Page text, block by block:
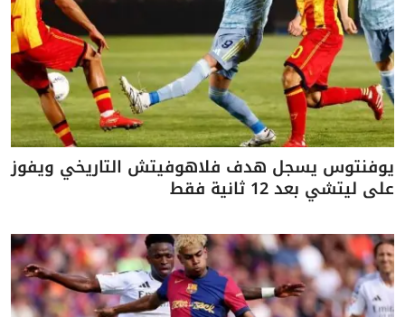
يوفنتوس يسجل هدف فلاهوفيتش التاريخي ويفوز
على ليتشي بعد 12 ثانية فقط